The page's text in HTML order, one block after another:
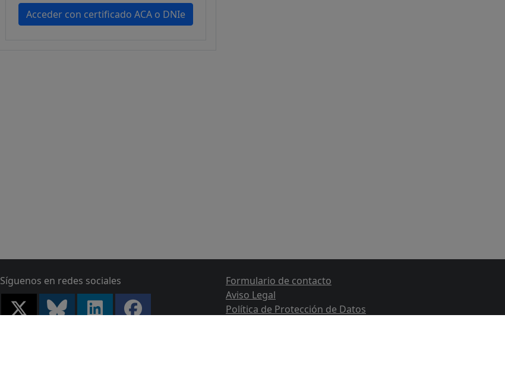
Acceder con certificado ACA o DNIe
Síguenos en redes sociales
Formulario de contacto
Aviso Legal
Política de Protección de Datos